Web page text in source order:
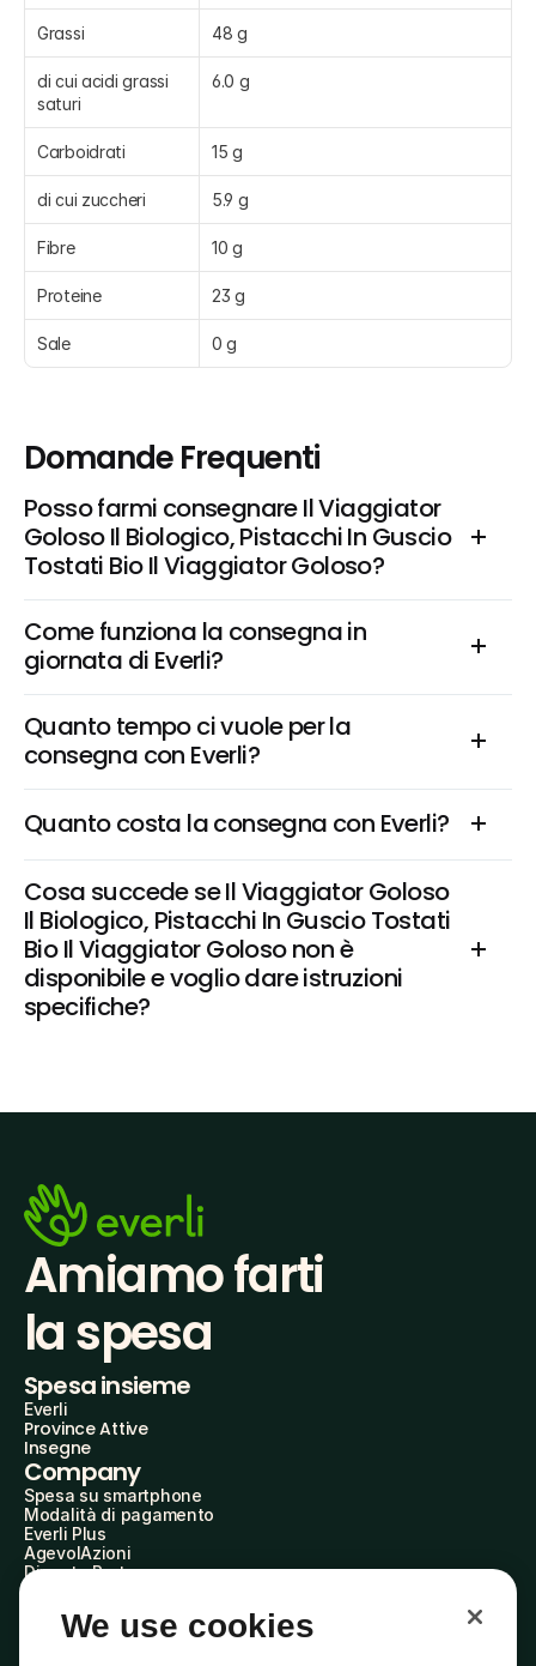
Grassi 48 g
di cui acidi grassi
saturi
6.0 g
Carboidrati 15 g
di cui zuccheri 5.9 g
Fibre 10 g
Proteine 23 g
Sale 0 g
Domande Frequenti
Posso farmi consegnare Il Viaggiator
Goloso Il Biologico, Pistacchi In Guscio
Tostati Bio Il Viaggiator Goloso?
Come funziona la consegna in
giornata di Everli?
Quanto tempo ci vuole per la
consegna con Everli?
Quanto costa la consegna con Everli?
Cosa succede se Il Viaggiator Goloso
Il Biologico, Pistacchi In Guscio Tostati
Bio Il Viaggiator Goloso non è
disponibile e voglio dare istruzioni
specifiche?
Amiamo farti
la spesa
Spesa insieme
Everli
Province Attive
Insegne
Company
Spesa su smartphone
Modalità di pagamento
Everli Plus
AgevolAzioni
Diventa Partner
Everli Shoppers
About Us
We use cookies